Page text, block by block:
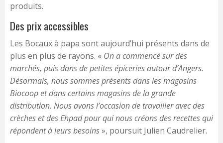
produits.
Des prix accessibles
Les Bocaux à papa sont aujourd’hui présents dans de
plus en plus de rayons. « On a commencé sur des
marchés, puis dans de petites épiceries autour d’Angers.
Désormais, nous sommes présents dans les magasins
Biocoop et dans certains magasins de la grande
distribution. Nous avons l’occasion de travailler avec des
crèches et des Ehpad pour qui nous créons des recettes qui
répondent à leurs besoins», poursuit Julien Caudrelier.